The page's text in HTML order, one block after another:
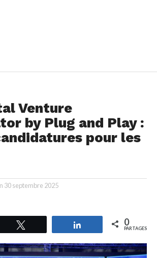
Venture
by Plug and Play :
pour les
30 septembre 2025
Partagez 0
PARTAGES